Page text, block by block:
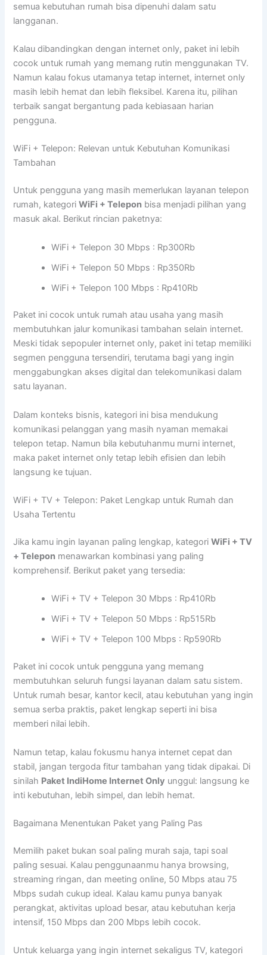
semua kebutuhan rumah bisa dipenuhi dalam satu
langganan.
Kalau dibandingkan dengan internet only, paket ini lebih
cocok untuk rumah yang memang rutin menggunakan TV.
Namun kalau fokus utamanya tetap internet, internet only
masih lebih hemat dan lebih fleksibel. Karena itu, pilihan
terbaik sangat bergantung pada kebiasaan harian
pengguna.
WiFi + Telepon: Relevan untuk Kebutuhan Komunikasi
Tambahan
Untuk pengguna yang masih memerlukan layanan telepon
rumah, kategoriWiFi + Telepon bisa menjadi pilihan yang
masuk akal. Berikut rincian paketnya:
WiFi + Telepon 30 Mbps : Rp300Rb
WiFi + Telepon 50 Mbps : Rp350Rb
WiFi + Telepon 100 Mbps : Rp410Rb
Paket ini cocok untuk rumah atau usaha yang masih
membutuhkan jalur komunikasi tambahan selain internet.
Meski tidak sepopuler internet only, paket ini tetap memiliki
segmen pengguna tersendiri, terutama bagi yang ingin
menggabungkan akses digital dan telekomunikasi dalam
satu layanan.
Dalam konteks bisnis, kategori ini bisa mendukung
komunikasi pelanggan yang masih nyaman memakai
telepon tetap. Namun bila kebutuhanmu murni internet,
maka paket internet only tetap lebih efisien dan lebih
langsung ke tujuan.
WiFi + TV + Telepon: Paket Lengkap untuk Rumah dan
Usaha Tertentu
Jika kamu ingin layanan paling lengkap, kategoriWiFi + TV
+ Telepon menawarkan kombinasi yang paling
komprehensif. Berikut paket yang tersedia:
WiFi + TV + Telepon 30 Mbps : Rp410Rb
WiFi + TV + Telepon 50 Mbps : Rp515Rb
WiFi + TV + Telepon 100 Mbps : Rp590Rb
Paket ini cocok untuk pengguna yang memang
membutuhkan seluruh fungsi layanan dalam satu sistem.
Untuk rumah besar, kantor kecil, atau kebutuhan yang ingin
semua serba praktis, paket lengkap seperti ini bisa
memberi nilai lebih.
Namun tetap, kalau fokusmu hanya internet cepat dan
stabil, jangan tergoda fitur tambahan yang tidak dipakai. Di
sinilah Paket IndiHome Internet Only unggul: langsung ke
inti kebutuhan, lebih simpel, dan lebih hemat.
Bagaimana Menentukan Paket yang Paling Pas
Memilih paket bukan soal paling murah saja, tapi soal
paling sesuai. Kalau penggunaanmu hanya browsing,
streaming ringan, dan meeting online, 50 Mbps atau 75
Mbps sudah cukup ideal. Kalau kamu punya banyak
perangkat, aktivitas upload besar, atau kebutuhan kerja
intensif, 150 Mbps dan 200 Mbps lebih cocok.
Untuk keluarga yang ingin internet sekaligus TV, kategori